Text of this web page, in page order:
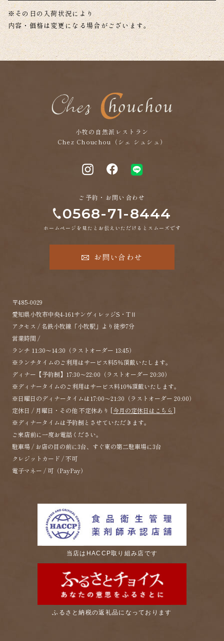
※その日の入荷状況により
内容・価格は変更になる場合がございます。
小牧の自然派レストラン
Chez Chouchou（シェ シュシュ）
ご予約・お問い合わせ
0568-71-8444
ホームページを見たとお伝えいただけるとスムーズです
お問い合わせ
〒485-0029
愛知県小牧市中央4-161サンヴィレッジS・TⅡ
アクセス / 名鉄小牧線「小牧駅」より徒歩7分
営業時間 /
ランチ 11:30～14:30（ラストオーダー 13:45）
※ランチタイムのご利用はサービス料5％頂戴いたします。
ディナー【予約制】17:30～22:00（ラストオーダー 20:30）
※ディナータイムのご利用はサービス料10%頂戴いたします。
※日曜日のディナータイムは17:00～21:30（ラストオーダー 20:00）
定休日 / 月曜日・その他 不定休あり [今月の定休日はこちら]
※ディナータイムは予約制とさせていただきます。
ご来店前に一度お電話ください。
駐車場 / お店の目の前に3台、すぐ東の第二駐車場に3台
クレジットカード / 不可
電子マネー / 可（PayPay）
当店はHACCP取り組み店です
ふるさと納税の返礼品になっております